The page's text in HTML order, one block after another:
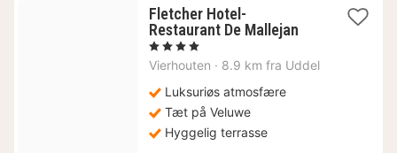
Fletcher Hotel-
Restaurant De Mallejan1
fra
, 4 Stjerner
Vierhouten · 8.9 km fra Uddel
Luksuriøs atmosfære
Tæt på Veluwe
Hyggelig terrasse